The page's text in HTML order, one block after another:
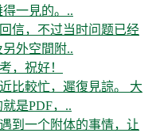
一見的。..
信，不过当时问题已经
外空間附..
，祝好！
比較忙，遲復見諒。 大
是PDF，..
到一个附体的事情，让